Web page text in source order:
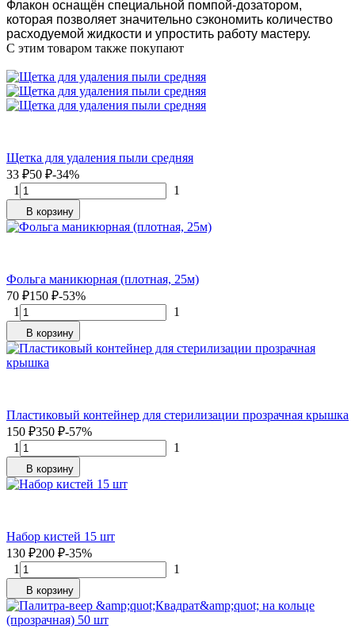
Флакон оснащён специальной помпой-дозатором,
которая позволяет значительно сэкономить количество
расходуемой жидкости и упростить работу мастеру.
C этим товаром также покупают
Щетка для удаления пыли средняя
33 ₽50 ₽-34%
1
1
В корзину
Фольга маникюрная (плотная, 25м)
70 ₽150 ₽-53%
1
1
В корзину
Пластиковый контейнер для стерилизации прозрачная крышка
150 ₽350 ₽-57%
1
1
В корзину
Набор кистей 15 шт
130 ₽200 ₽-35%
1
1
В корзину